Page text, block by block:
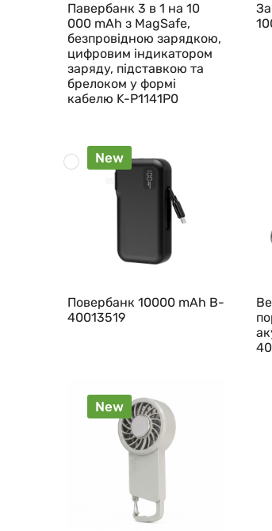
Павербанк 3 в 1 на 10
000 mAh з MagSafe,
безпровідною зарядкою,
цифровим індикатором
заряду, підставкою та
брелоком у формі
кабелю K-P1141P0
New
Повербанк 10000 mAh B-
40013519
New